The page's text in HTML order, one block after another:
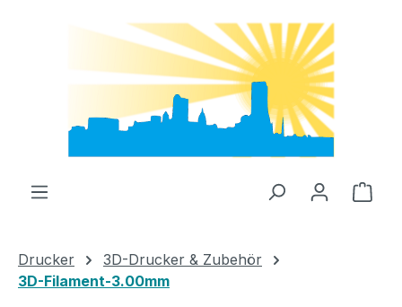
Zum Hauptinhalt springen
Drucker
3D-Drucker & Zubehör
3D-Filament-3.00mm